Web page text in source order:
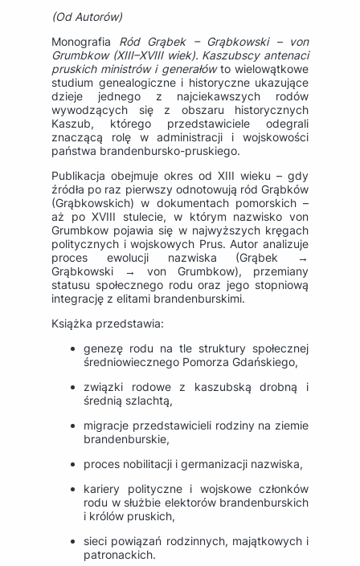
(Od Autorów)
Monografia Ród Grąbek – Grąbkowski – von
Grumbkow (XIII–XVIII wiek). Kaszubscy antenaci
pruskich ministrów i generałówto wielowątkowe
studium genealogiczne i historyczne ukazujące
dzieje jednego z najciekawszych rodów
wywodzących się z obszaru historycznych
Kaszub, którego przedstawiciele odegrali
znaczącą rolę w administracji i wojskowości
państwa brandenbursko-pruskiego.
Publikacja obejmuje okres od XIII wieku – gdy
źródła po raz pierwszy odnotowują ród Grąbków
(Grąbkowskich) w dokumentach pomorskich –
aż po XVIII stulecie, w którym nazwisko von
Grumbkow pojawia się w najwyższych kręgach
politycznych i wojskowych Prus. Autor analizuje
proces ewolucji nazwiska (Grąbek →
Grąbkowski → von Grumbkow), przemiany
statusu społecznego rodu oraz jego stopniową
integrację z elitami brandenburskimi.
Książka przedstawia:
genezę rodu na tle struktury społecznej
średniowiecznego Pomorza Gdańskiego,
związki rodowe z kaszubską drobną i
średnią szlachtą,
migracje przedstawicieli rodziny na ziemie
brandenburskie,
proces nobilitacji i germanizacji nazwiska,
kariery polityczne i wojskowe członków
rodu w służbie elektorów brandenburskich
i królów pruskich,
sieci powiązań rodzinnych, majątkowych i
patronackich.